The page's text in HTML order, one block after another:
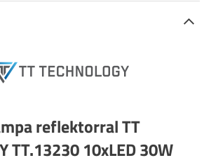
reflektorral TT
TT.13230 10xLED 30W